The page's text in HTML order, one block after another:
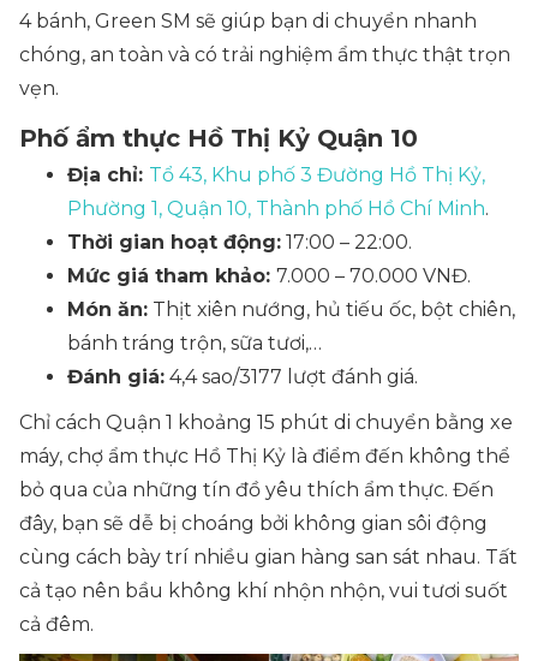
4 bánh, Green SM sẽ giúp bạn di chuyển nhanh
chóng, an toàn và có trải nghiệm ẩm thực thật trọn
vẹn.
Phố ẩm thực Hồ Thị Kỷ Quận 10
Địa chỉ: Tổ 43, Khu phố 3 Đường Hồ Thị Kỷ,
Phường 1, Quận 10, Thành phố Hồ Chí Minh.
Thời gian hoạt động: 17:00 – 22:00.
Mức giá tham khảo: 7.000 – 70.000 VNĐ.
Món ăn: Thịt xiên nướng, hủ tiếu ốc, bột chiên,
bánh tráng trộn, sữa tươi,…
Đánh giá: 4,4 sao/3177 lượt đánh giá.
Chỉ cách Quận 1 khoảng 15 phút di chuyển bằng xe
máy, chợ ẩm thực Hồ Thị Kỷ là điểm đến không thể
bỏ qua của những tín đồ yêu thích ẩm thực. Đến
đây, bạn sẽ dễ bị choáng bởi không gian sôi động
cùng cách bày trí nhiều gian hàng san sát nhau. Tất
cả tạo nên bầu không khí nhộn nhộn, vui tươi suốt
cả đêm.